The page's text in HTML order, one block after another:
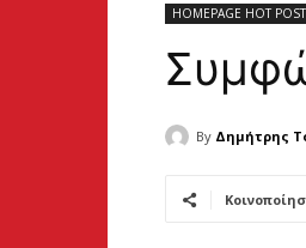
HOMEPAGE HOT
By Δημήτρης